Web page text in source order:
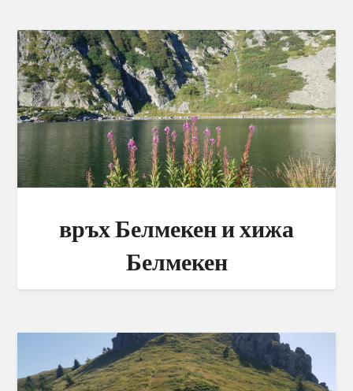
връх Белмекен и хижа
Белмекен